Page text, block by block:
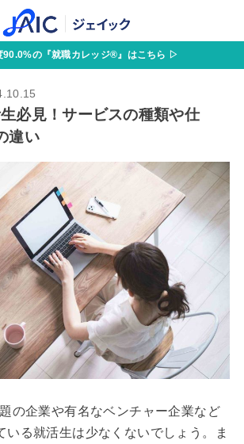
90.0%の『就職カレッジ®』はこちら ▷
必見！サービスの種類や仕
違い
の企業や有名なベンチャー企業など
いる就活生は少なくないでしょう。ま